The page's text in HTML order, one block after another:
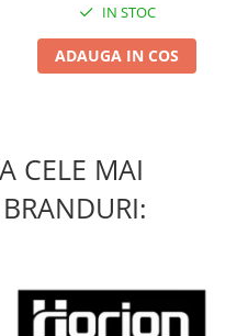
A73+A53
IN STOC
ADAUGA IN COS
CELE MAI